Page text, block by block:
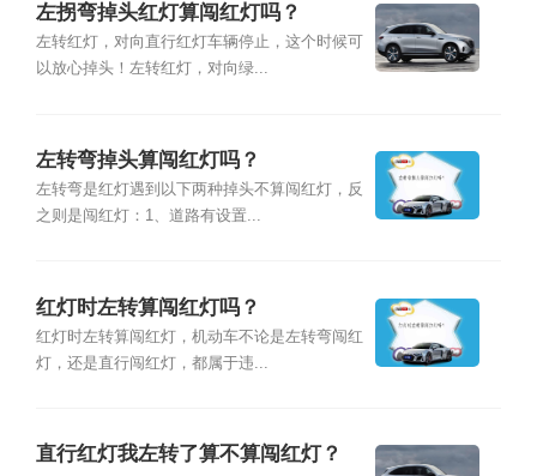
左拐弯掉头红灯算闯红灯吗？
左转红灯，对向直行红灯车辆停止，这个时候可
以放心掉头！左转红灯，对向绿...
左转弯掉头算闯红灯吗？
左转弯是红灯遇到以下两种掉头不算闯红灯，反
之则是闯红灯：1、道路有设置...
红灯时左转算闯红灯吗？
红灯时左转算闯红灯，机动车不论是左转弯闯红
灯，还是直行闯红灯，都属于违...
直行红灯我左转了算不算闯红灯？